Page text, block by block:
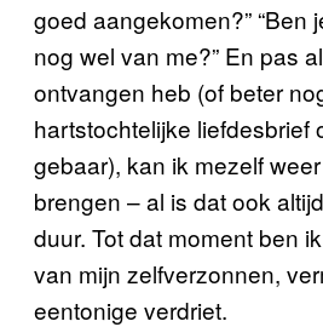
goed aangekomen?” “Ben
nog wel van me?” En pas
ontvangen heb (of beter
hartstochtelijke liefdesbrief
gebaar), kan ik mezelf
brengen – al is dat ook
duur. Tot dat moment ben
van mijn zelfverzonnen,
eentonige verdriet.